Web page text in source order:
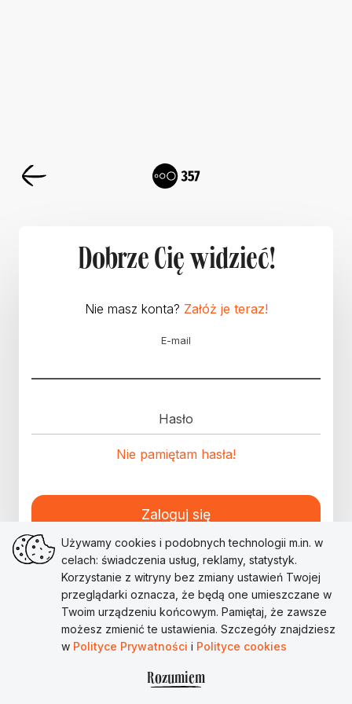
Dobrze Cię widzieć!
Nie masz konta? Załóż je teraz!
E-mail
Hasło
Nie pamiętam hasła!
Zaloguj się
Używamy cookies i podobnych technologii m.in. w
celach: świadczenia usług, reklamy, statystyk.
Korzystanie z witryny bez zmiany ustawień Twojej
przeglądarki oznacza, że będą one umieszczane w
Twoim urządzeniu końcowym. Pamiętaj, że zawsze
możesz zmienić te ustawienia. Szczegóły znajdziesz
w Polityce Prywatności i Polityce cookies
Rozumiem